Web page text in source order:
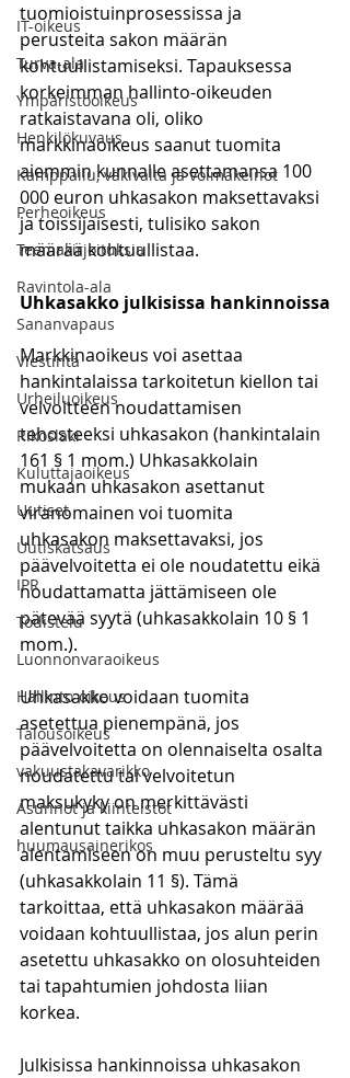
IT-oikeus
Turva-ala
Ympäristöoikeus
Henkilökuvaus
Kamppailu, väkivalta ja voimakeinot
Perheoikeus
Teemakirjoituksia
Ravintola-ala
Sananvapaus
Viestintä
Urheiluoikeus
Rikoslaki
Kuluttajaoikeus
Uutiset
Uutiskatsaus
IPR
Todistelu
Luonnonvaraoikeus
Hallinto-oikeus
Talousoikeus
vakuustakavarikko
Asunnot ja kiinteistöt
huumausainerikos
tuomioistuinprosessissa ja
perusteita sakon määrän
kohtuullistamiseksi. Tapauksessa
korkeimman hallinto-oikeuden
ratkaistavana oli, oliko
markkinaoikeus saanut tuomita
aiemmin kunnalle asettamansa 100
000 euron uhkasakon maksettavaksi
ja toissijaisesti, tulisiko sakon
määrää kohtuullistaa.
Uhkasakko julkisissa hankinnoissa
Markkinaoikeus voi asettaa
hankintalaissa tarkoitetun kiellon tai
velvoitteen noudattamisen
tehosteeksi uhkasakon (hankintalain
161 § 1 mom.) Uhkasakkolain
mukaan uhkasakon asettanut
viranomainen voi tuomita
uhkasakon maksettavaksi, jos
päävelvoitetta ei ole noudatettu eikä
noudattamatta jättämiseen ole
pätevää syytä (uhkasakkolain 10 § 1
mom.).
Uhkasakko voidaan tuomita
asetettua pienempänä, jos
päävelvoitetta on olennaiselta osalta
noudatettu tai velvoitetun
maksukyky on merkittävästi
alentunut taikka uhkasakon määrän
alentamiseen on muu perusteltu syy
(uhkasakkolain 11 §). Tämä
tarkoittaa, että uhkasakon määrää
voidaan kohtuullistaa, jos alun perin
asetettu uhkasakko on olosuhteiden
tai tapahtumien johdosta liian
korkea.
Julkisissa hankinnoissa uhkasakon